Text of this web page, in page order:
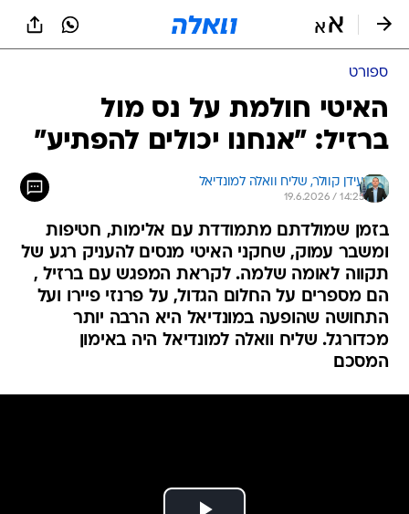
ספורט
האיטי חולמת על נס מול
ברזיל: "אנחנו יכולים להפתיע"
עידן קוולר, שליח וואלה למונדיאל
19.6.2026 / 14:25
בזמן שמולדתם מתמודדת עם אלימות, חטיפות
ומשבר עמוק, שחקני האיטי מנסים להעניק רגע של
תקווה לאומה שלמה. לקראת המפגש עם ברזיל ,
הם מספרים על החלום הגדול, על פרנזי פיירו ועל
התחושה שהופעה במונדיאל היא הרבה יותר
מכדורגל. שליח וואלה למונדיאל היה באימון
המסכם